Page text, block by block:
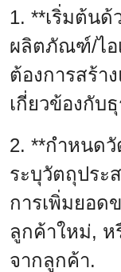
1. **เริ่มต้น
ผลิตภัณฑ์/ไอ
ต้องการสร้า
เกี่ยวข้องกับ
2. **กำหนด
ระบุวัตถุประ
การเพิ่มยอด
ลูกค้าใหม่, ห
จากลูกค้า.